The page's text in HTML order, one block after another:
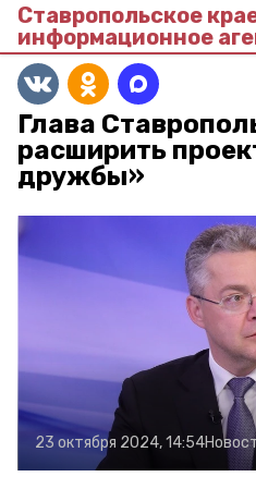
Ставропольское
информационное
Глава
расширить
дружбы»
23 октября 2024, 14:54